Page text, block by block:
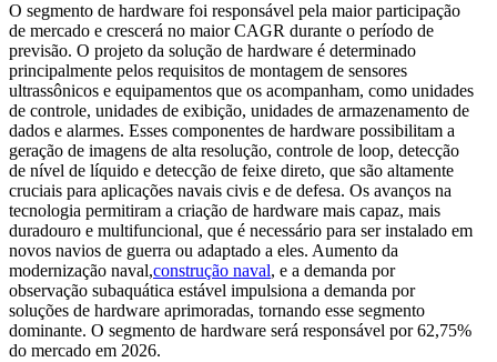
O segmento de hardware foi responsável pela maior participação
de mercado e crescerá no maior CAGR durante o período de
previsão. O projeto da solução de hardware é determinado
principalmente pelos requisitos de montagem de sensores
ultrassônicos e equipamentos que os acompanham, como unidades
de controle, unidades de exibição, unidades de armazenamento de
dados e alarmes. Esses componentes de hardware possibilitam a
geração de imagens de alta resolução, controle de loop, detecção
de nível de líquido e detecção de feixe direto, que são altamente
cruciais para aplicações navais civis e de defesa. Os avanços na
tecnologia permitiram a criação de hardware mais capaz, mais
duradouro e multifuncional, que é necessário para ser instalado em
novos navios de guerra ou adaptado a eles. Aumento da
modernização naval,construção naval, e a demanda por
observação subaquática estável impulsiona a demanda por
soluções de hardware aprimoradas, tornando esse segmento
dominante. O segmento de hardware será responsável por 62,75%
do mercado em 2026.